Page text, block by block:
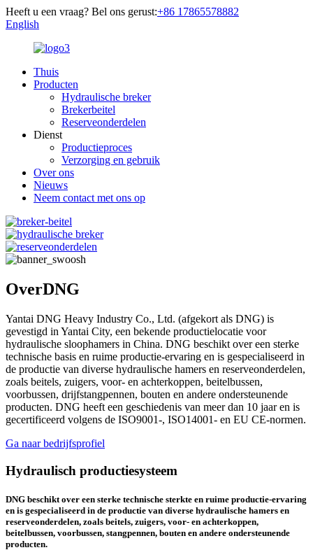
Heeft u een vraag? Bel ons gerust:+86 17865578882
English
Thuis
Producten
Hydraulische breker
Brekerbeitel
Reserveonderdelen
Dienst
Productieproces
Verzorging en gebruik
Over ons
Nieuws
Neem contact met ons op
OverDNG
Yantai DNG Heavy Industry Co., Ltd. (afgekort als DNG) is
gevestigd in Yantai City, een bekende productielocatie voor
hydraulische sloophamers in China. DNG beschikt over een sterke
technische basis en ruime productie-ervaring en is gespecialiseerd in
de productie van diverse hydraulische hamers en reserveonderdelen,
zoals beitels, zuigers, voor- en achterkoppen, beitelbussen,
voorbussen, drijfstangpennen, bouten en andere ondersteunende
producten. DNG heeft een geschiedenis van meer dan 10 jaar en is
gecertificeerd volgens de ISO9001-, ISO14001- en EU CE-normen.
Ga naar bedrijfsprofiel
Hydraulisch productiesysteem
DNG beschikt over een sterke technische sterkte en ruime productie-ervaring
en is gespecialiseerd in de productie van diverse hydraulische hamers en
reserveonderdelen, zoals beitels, zuigers, voor- en achterkoppen,
beitelbussen, voorbussen, stangpennen, bouten en andere ondersteunende
producten.